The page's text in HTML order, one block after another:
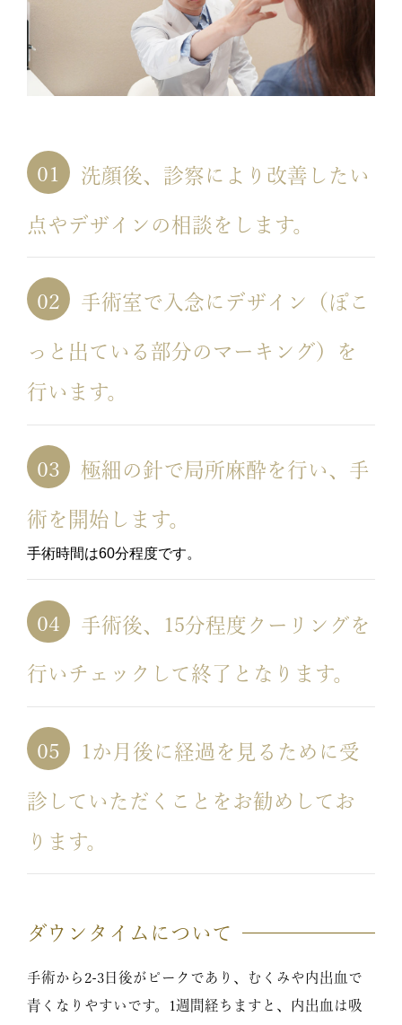
洗顔後、診察により改善したい
点やデザインの相談をします。
手術室で入念にデザイン（ぽこ
っと出ている部分のマーキング）を
行います。
極細の針で局所麻酔を行い、手
術を開始します。
手術時間は60分程度です。
手術後、15分程度クーリングを
行いチェックして終了となります。
1か月後に経過を見るために受
診していただくことをお勧めしてお
ります。
ダウンタイムについて
手術から2-3日後がピークであり、むくみや内出血で
青くなりやすいです。1週間経ちますと、内出血は吸